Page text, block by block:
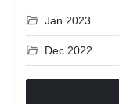
folder_open Jan 2023
folder_open Dec 2022